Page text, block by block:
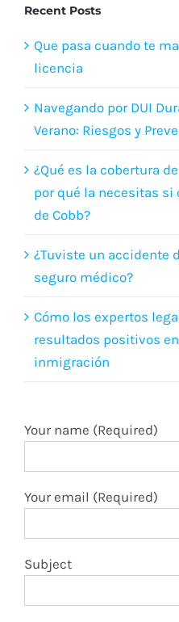
Recent Posts
Que pasa cuando te
licencia
Navegando por DUI
Verano: Riesgos y
¿Qué es la cobertura
por qué la necesitas si
de Cobb?
¿Tuviste un accidente
seguro médico?
Cómo los expertos
resultados positivos
inmigración
Your name (Required)
Your email (Required)
Subject